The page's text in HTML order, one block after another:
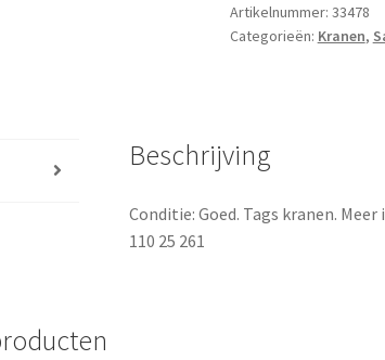
Artikelnummer: 33478
Categorieën: Kranen,
Beschrijving
Conditie: Goed. Tags kranen.
110 25 261